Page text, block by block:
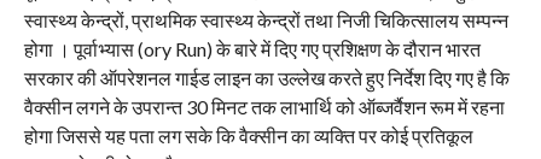
स्वास्थ्य केन्द्रों, प्राथमिक स्वास्थ्य केन्द्रों तथा निजी चिकित्सालय सम्पन्न
होगा । पूर्वाभ्यास (ory Run) के बारे में दिए गए प्रशिक्षण के दौरान भारत
सरकार की ऑपरेशनल गाईड लाइन का उल्लेख करते हुए निर्देश दिए गए है कि
वैक्सीन लगने के उपरान्त 30 मिनट तक लाभार्थि को ऑब्जर्वैशन रूम में रहना
होगा जिससे यह पता लग सके कि वैक्सीन का व्यक्ति पर कोई प्रतिकूल